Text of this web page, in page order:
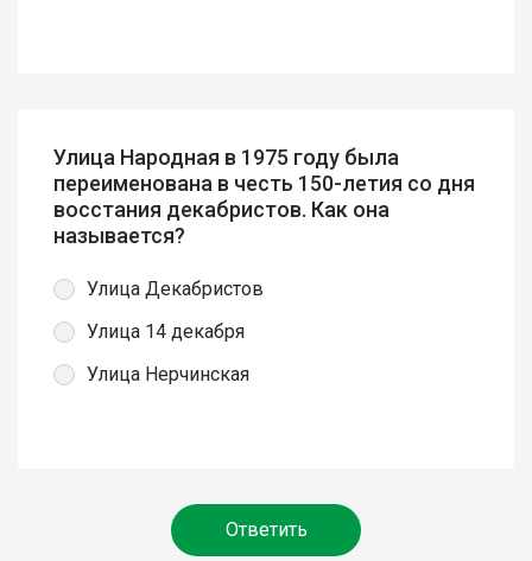
Улица Народная в 1975 году была
переименована в честь 150-летия со дня
восстания декабристов. Как она
называется?
Улица Декабристов
Улица 14 декабря
Улица Нерчинская
Ответить